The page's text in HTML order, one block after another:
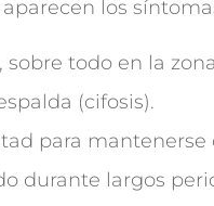
los
todo en la
(cifosis).
para mantenerse
durante largos